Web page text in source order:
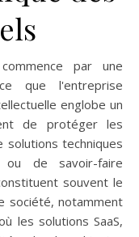
par une
que l'entreprise
englobe un
de protéger les
techniques
ou de savoir-faire
souvent le
société, notamment
les solutions SaaS,